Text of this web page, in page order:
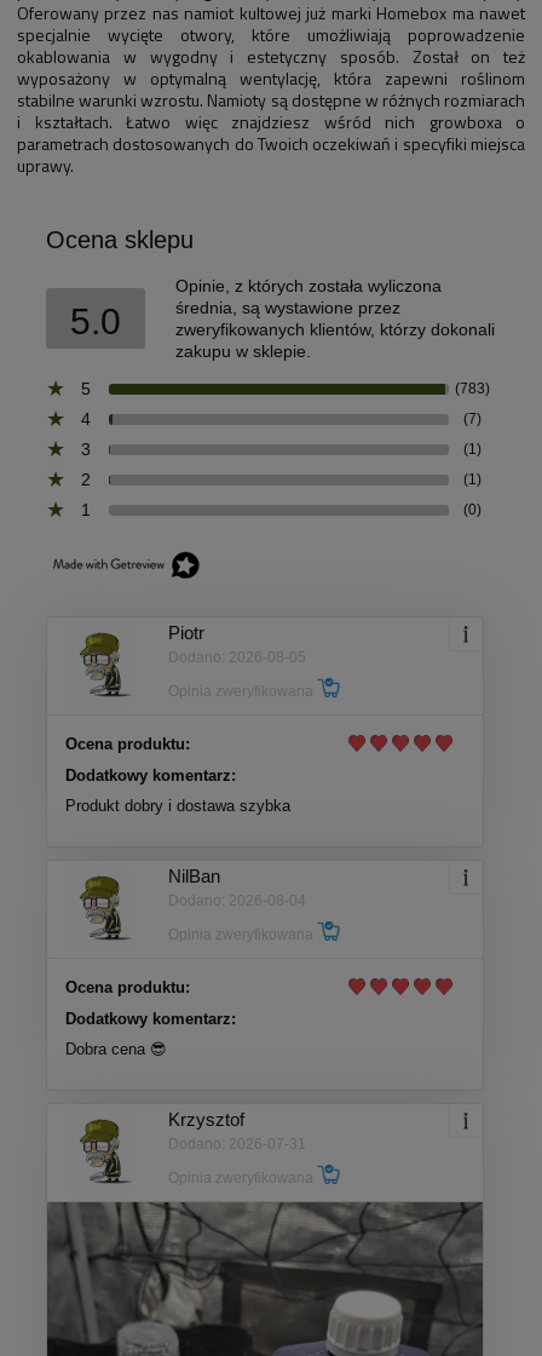
Oferowany przez nas namiot kultowej już marki Homebox ma nawet
specjalnie wycięte otwory, które umożliwiają poprowadzenie
okablowania w wygodny i estetyczny sposób. Został on też
wyposażony w optymalną wentylację, która zapewni roślinom
stabilne warunki wzrostu. Namioty są dostępne w różnych rozmiarach
i kształtach. Łatwo więc znajdziesz wśród nich growboxa o
parametrach dostosowanych do Twoich oczekiwań i specyfiki miejsca
uprawy.
Ocena sklepu
5.0
Opinie, z których została wyliczona
średnia, są wystawione przez
zweryfikowanych klientów, którzy dokonali
zakupu w sklepie.
5
(783)
4 (7)
3 (1)
2 (1)
1 (0)
Piotr
Dodano: 2026-08-05
Opinia zweryfikowana
Ocena produktu:
Dodatkowy komentarz:
Produkt dobry i dostawa szybka
NilBan
Dodano: 2026-08-04
Opinia zweryfikowana
Ocena produktu:
Dodatkowy komentarz:
Dobra cena 😎
Krzysztof
Dodano: 2026-07-31
Opinia zweryfikowana